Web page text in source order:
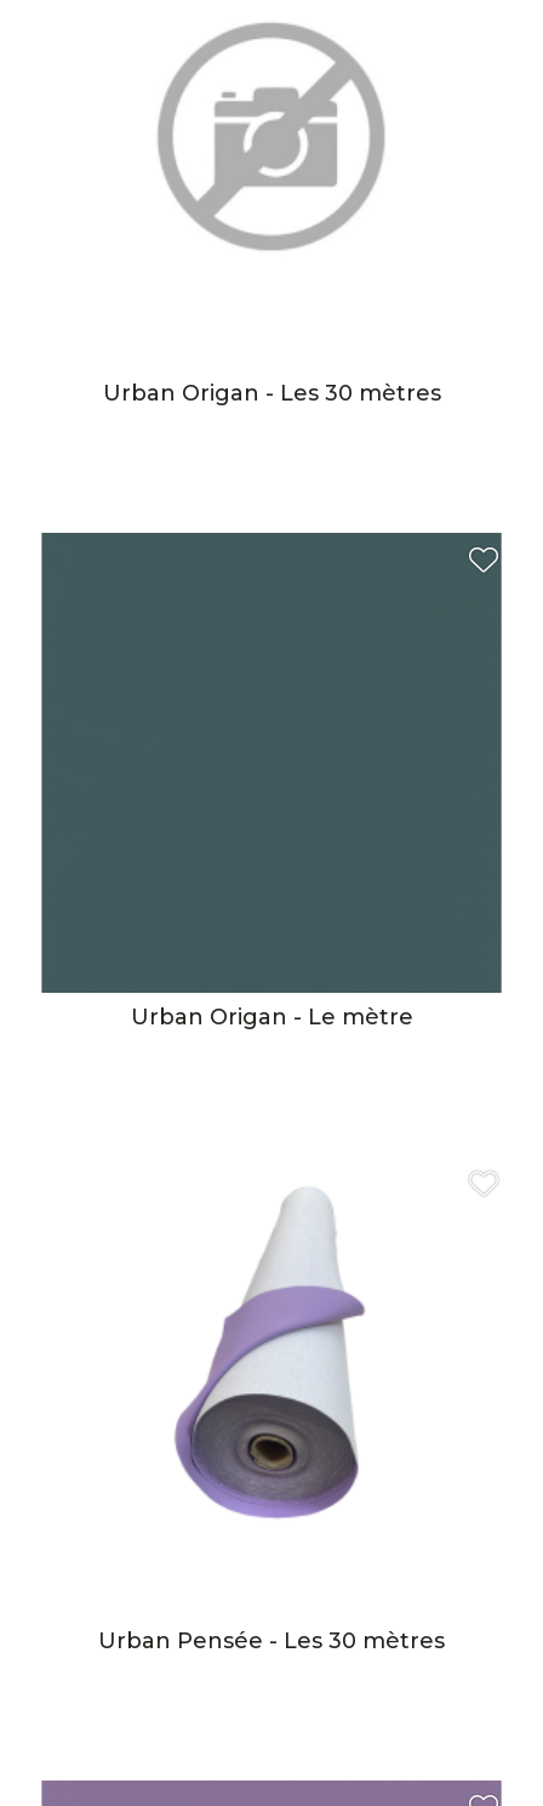
Urban Origan - Les 30 mètres
Urban Origan - Le mètre
Urban Pensée - Les 30 mètres